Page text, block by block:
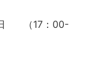
（17：00-